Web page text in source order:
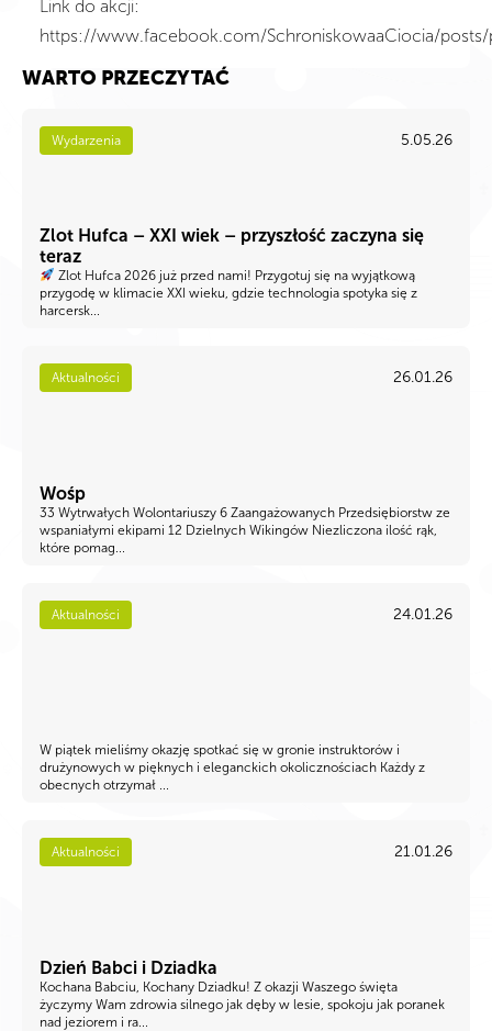
Link do akcji:
https://www.facebook.com/SchroniskowaaCiocia/posts/
WARTO PRZECZYTAĆ
Wydarzenia 5.05.26
Zlot Hufca – XXI wiek – przyszłość zaczyna się
teraz
Zlot Hufca 2026 już przed nami! Przygotuj się na wyjątkową
przygodę w klimacie XXI wieku, gdzie technologia spotyka się z
harcersk...
Aktualności 26.01.26
Wośp
33 Wytrwałych Wolontariuszy 6 Zaangażowanych Przedsiębiorstw ze
wspaniałymi ekipami 12 Dzielnych Wikingów Niezliczona ilość rąk,
które pomag...
Aktualności 24.01.26
W piątek mieliśmy okazję spotkać się w gronie instruktorów i
drużynowych w pięknych i eleganckich okolicznościach Każdy z
obecnych otrzymał ...
Aktualności 21.01.26
Dzień Babci i Dziadka
Kochana Babciu, Kochany Dziadku! Z okazji Waszego święta
życzymy Wam zdrowia silnego jak dęby w lesie, spokoju jak poranek
nad jeziorem i ra...